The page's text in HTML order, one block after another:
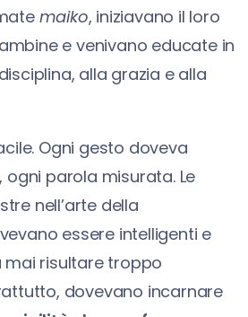
maiko, iniziavano il loro
e venivano educate in
alla grazia e alla
Ogni gesto doveva
parola misurata. Le
nell’arte della
essere intelligenti e
risultare troppo
dovevano incarnare